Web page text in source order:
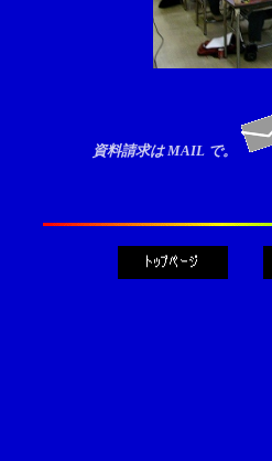
資料請求は MAIL で。